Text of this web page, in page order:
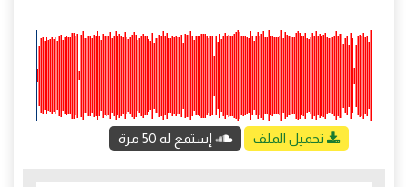
تحميل الملف إستمع له 50 مرة